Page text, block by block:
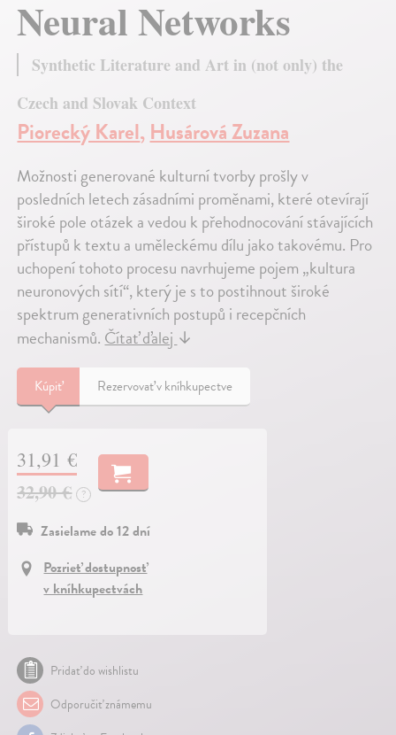
Neural Networks
Synthetic Literature and Art in (not only) the
Czech and Slovak Context
Piorecký Karel,Husárová Zuzana
Možnosti generované kulturní tvorby prošly v
posledních letech zásadními proměnami, které otevírají
široké pole otázek a vedou k přehodnocování stávajících
přístupů k textu a uměleckému dílu jako takovému. Pro
uchopení tohoto procesu navrhujeme pojem „kultura
neuronových sítí“, který je s to postihnout široké
spektrum generativních postupů i recepčních
mechanismů.Čítať ďalej↓
Kúpiť Rezervovať v kníhkupectve
31,91 €
32,90 €
?
Zasielame do 12 dní
Pozrieť dostupnosť
v kníhkupectvách
Pridať do wishlistu
Odporučiť známemu